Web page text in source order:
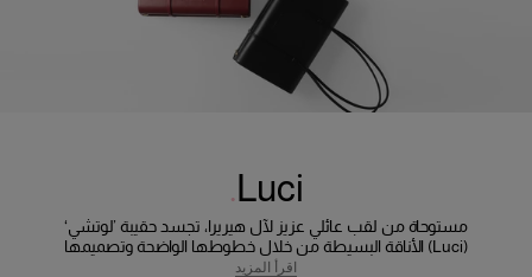
Luci
مستوحاة من لقب عائلي عزيز لآل هيريرا، تجسد حقيبة ’لوتشي‘
(Luci) الأناقة البسيطة من خلال خطوطها الواضحة وتصميمها
الراقي. صُممت لتكون رفيقتكِ في كل لحظة، من الصباح وحتى
اقرأ المزيد